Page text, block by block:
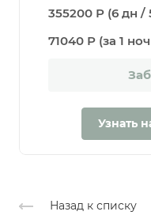
355200 Р (6 дн /
71040 Р (за 1
Узнать
Назад к списку